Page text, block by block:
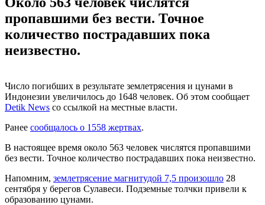
пропавшими без вести. Точное
количество пострадавших пока
неизвестно.
Число погибших в результате землетрясения и цунами в
Индонезии увеличилось до 1648 человек. Об этом сообщает
Detik News со ссылкой на местные власти.
Ранее сообщалось о 1558 жертвах.
В настоящее время около 563 человек числятся пропавшими
без вести. Точное количество пострадавших пока неизвестно.
Напомним, землетрясение магнитудой 7,5 произошло 28
сентября у берегов Сулавеси. Подземные толчки привели к
образованию цунами.